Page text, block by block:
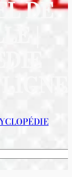
DE
|